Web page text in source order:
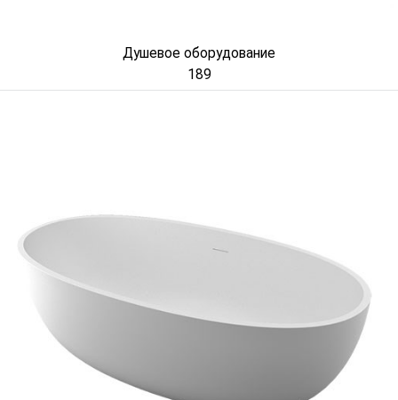
Душевое оборудование
189